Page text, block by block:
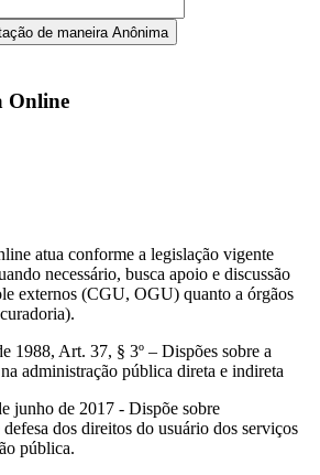
de maneira Anônima
Online
atua conforme a legislação vigente
necessário, busca apoio e discussão
externos (CGU, OGU) quanto a órgãos
1988, Art. 37, § 3º – Dispões sobre a
administração pública direta e indireta
junho de 2017 - Dispõe sobre
dos direitos do usuário dos serviços
pública.